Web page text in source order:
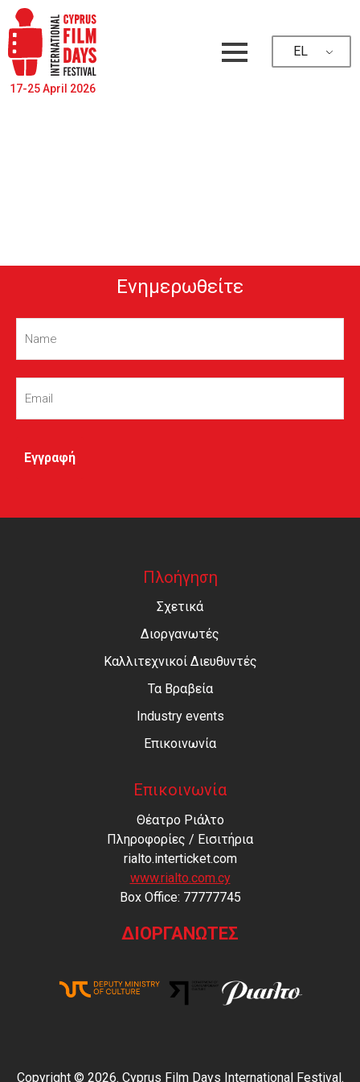
17-25 April 2026
EL
Ενημερωθείτε
Name
Email
Πλοήγηση
Σχετικά
Διοργανωτές
Καλλιτεχνικοί Διευθυντές
Τα Βραβεία
Industry events
Επικοινωνία
Επικοινωνία
Θέατρο Ριάλτο
Πληροφορίες / Εισιτήρια
rialto.interticket.com
www.rialto.com.cy
Βοx Office: 77777745
ΔΙΟΡΓΑΝΩΤΕΣ
Copyright © 2026. Cyprus Film Days International Festival.